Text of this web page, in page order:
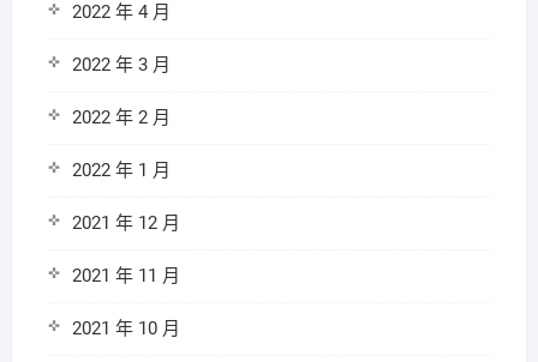
2022 年 4 月
2022 年 3 月
2022 年 2 月
2022 年 1 月
2021 年 12 月
2021 年 11 月
2021 年 10 月